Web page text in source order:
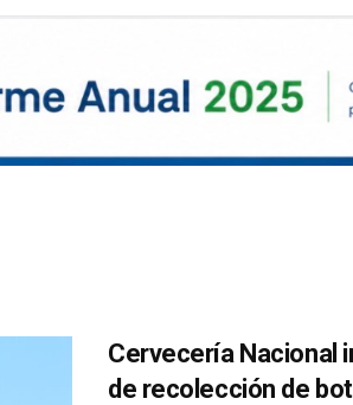
Cervecería Nacional
de recolección de